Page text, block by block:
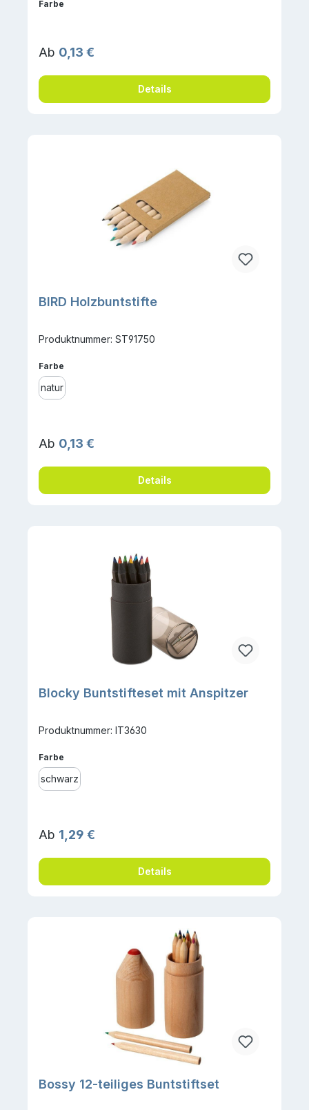
Farbe
Regulärer Preis:
Ab 0,13 €
Details
BIRD Holzbuntstifte
Produktnummer: ST91750
Farbe
natur
Regulärer Preis:
Ab 0,13 €
Details
Blocky Buntstifteset mit Anspitzer
Produktnummer: IT3630
Farbe
schwarz
Regulärer Preis:
Ab 1,29 €
Details
Bossy 12-teiliges Buntstiftset